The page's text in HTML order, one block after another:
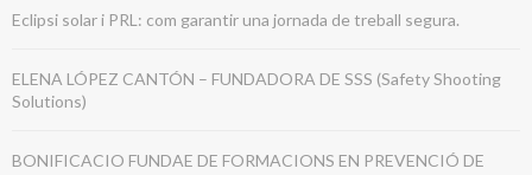
Eclipsi solar i PRL: com garantir una jornada de treball segura.
ELENA LÓPEZ CANTÓN – FUNDADORA DE SSS (Safety Shooting
Solutions)
BONIFICACIO FUNDAE DE FORMACIONS EN PREVENCIÓ DE